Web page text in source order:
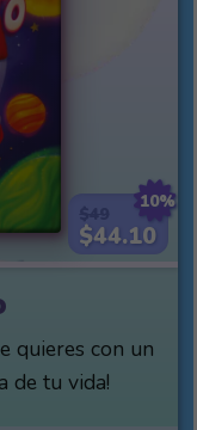
10%
$44.10
quieres con un
de tu vida!